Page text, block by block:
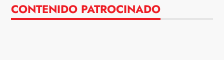
CONTENIDO PATROCINADO